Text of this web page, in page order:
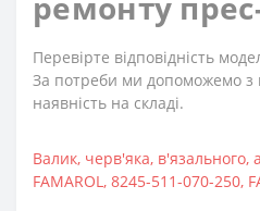
Перевірте відповідність
За потреби ми допоможемо з
наявність на складі.
Валик, черв'яка, в'язального,
FAMAROL, 8245-511-070-250,